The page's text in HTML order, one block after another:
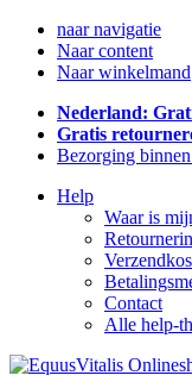
naar navigatie
Naar content
Naar winkelmand
Nederland:
Gratis
Bezorging
Help
Waar is
Contact
Alle help-